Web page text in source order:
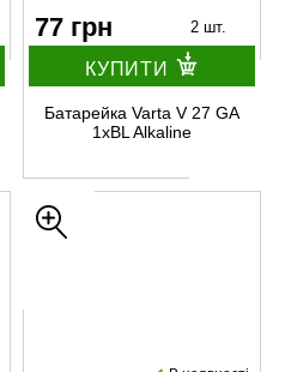
77 грн 2 шт.
КУПИТИ
Батарейка Varta V 27 GA
1xBL Alkaline